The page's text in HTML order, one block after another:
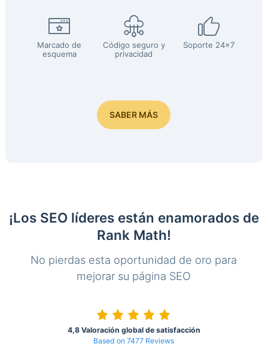
Marcado de
esquema
Código seguro y
privacidad
Soporte 24x7
SABER MÁS
¡Los SEO líderes están enamorados de
Rank Math!
No pierdas esta oportunidad de oro para
mejorar su página SEO
4,8 Valoración global de satisfacción
Based on 7477 Reviews